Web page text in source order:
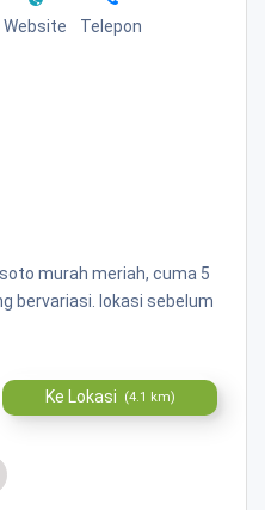
Website Telepon
murah meriah, cuma 5
bervariasi. lokasi sebelum
Ke Lokasi (4.1 km)